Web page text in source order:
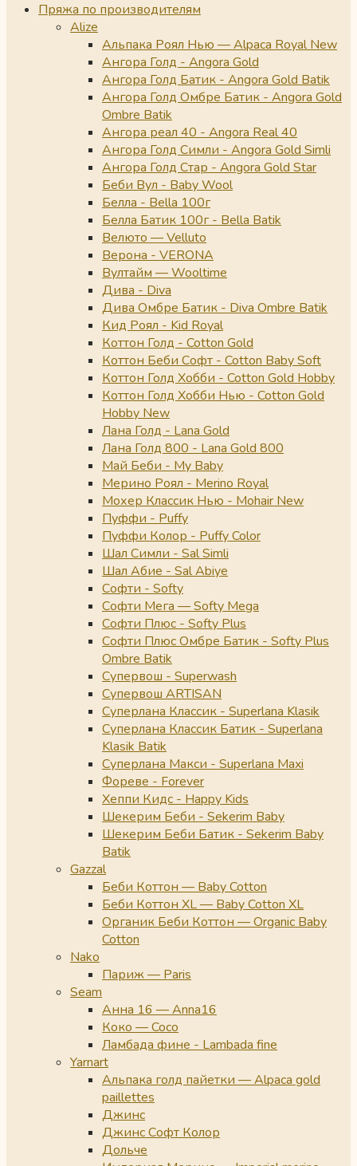
Пряжа по производителям
Alize
Альпака Роял Нью — Alpaca Royal New
Ангора Голд - Angora Gold
Ангора Голд Батик - Angora Gold Batik
Ангора Голд Омбре Батик - Angora Gold
Ombre Batik
Ангора реал 40 - Angora Real 40
Ангора Голд Симли - Angora Gold Simli
Ангора Голд Стар - Angora Gold Star
Беби Вул - Baby Wool
Белла - Bella 100г
Белла Батик 100г - Bella Batik
Велюто — Velluto
Верона - VERONA
Вултайм — Wooltime
Дива - Diva
Дива Омбре Батик - Diva Ombre Batik
Кид Роял - Kid Royal
Коттон Голд - Cotton Gold
Коттон Беби Софт - Cotton Baby Soft
Коттон Голд Хобби - Cotton Gold Hobby
Коттон Голд Хобби Нью - Cotton Gold
Hobby New
Лана Голд - Lana Gold
Лана Голд 800 - Lana Gold 800
Май Беби - My Baby
Мерино Роял - Merino Royal
Мохер Классик Нью - Mohair New
Пуффи - Puffy
Пуффи Колор - Puffy Color
Шал Симли - Sal Simli
Шал Абие - Sal Abiye
Софти - Softy
Софти Мега — Softy Mega
Софти Плюс - Softy Plus
Софти Плюс Омбре Батик - Softy Plus
Ombre Batik
Супервош - Superwash
Супервош ARTISAN
Суперлана Классик - Superlana Klasik
Суперлана Классик Батик - Superlana
Klasik Batik
Суперлана Макси - Superlana Maxi
Фореве - Forever
Хеппи Кидс - Happy Kids
Шекерим Беби - Sekerim Baby
Шекерим Беби Батик - Sekerim Baby
Batik
Gazzal
Беби Коттон — Baby Cotton
Беби Коттон XL — Baby Cotton XL
Органик Беби Коттон — Organic Baby
Cotton
Nako
Париж — Paris
Seam
Анна 16 — Anna16
Коко — Coco
Ламбада фине - Lambada fine
Yarnart
Альпака голд пайетки — Alpaca gold
paillettes
Джинс
Джинс Софт Колор
Дольче